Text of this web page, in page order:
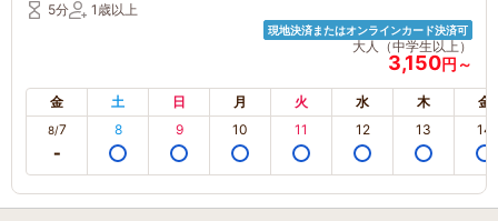
5分
1歳以上
現地決済またはオンラインカード決済可
大人（中学生以上）
3,150円～
金 土 日 月 火 水 木 金
8/7 8 9 10 11 12 13 14